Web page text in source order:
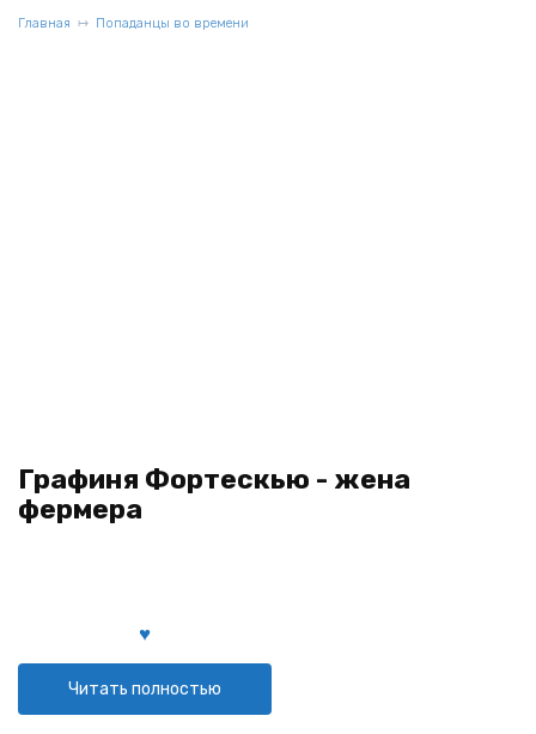
Главная Попаданцы во времени
Графиня Фортескью - жена
фермера
Читать полностью